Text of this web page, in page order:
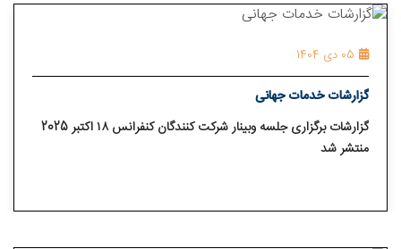
05 دی 1404
گزارشات خدمات جهانی
گزارشات برگزاری جلسه وبینار شرکت کنندگان کنفرانس ۱۸ اکتبر 2025
منتشر شد